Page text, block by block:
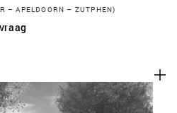
– APELDOORN – ZUTPHEN)